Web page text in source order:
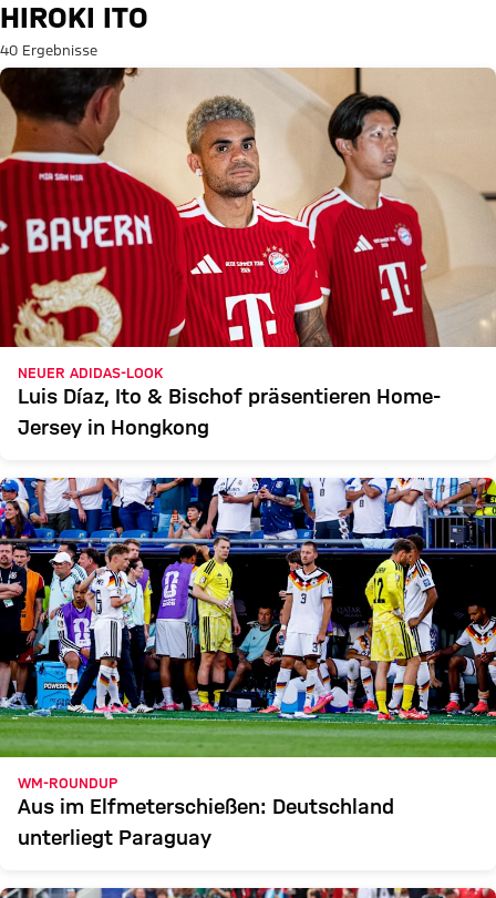
Suche: Hiroki Ito
HIROKI ITO
40 Ergebnisse
NEUER ADIDAS-LOOK
Luis Díaz, Ito & Bischof präsentieren Home-
Jersey in Hongkong
WM-ROUNDUP
Aus im Elfmeterschießen: Deutschland
unterliegt Paraguay